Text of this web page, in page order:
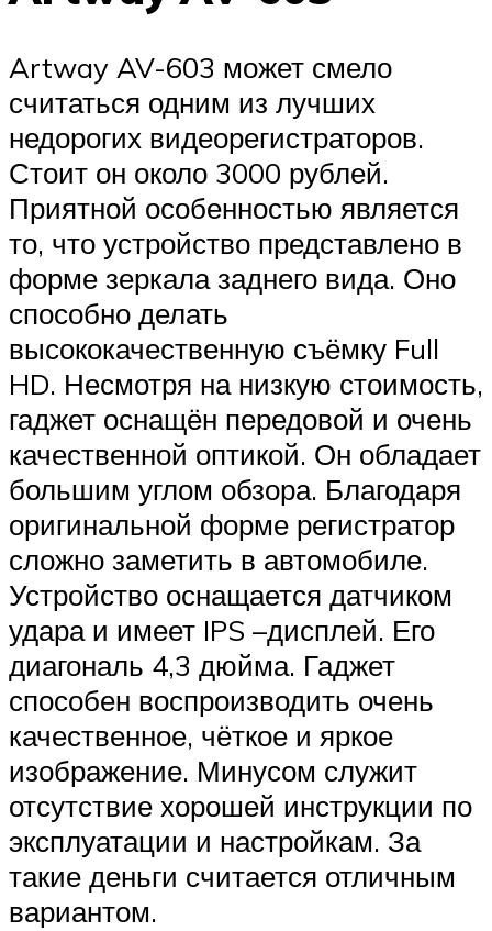
Artway AV-603 может смело
считаться одним из лучших
недорогих видеорегистраторов.
Стоит он около 3000 рублей.
Приятной особенностью является
то, что устройство представлено в
форме зеркала заднего вида. Оно
способно делать
высококачественную съёмку Full
HD. Несмотря на низкую стоимость,
гаджет оснащён передовой и очень
качественной оптикой. Он обладает
большим углом обзора. Благодаря
оригинальной форме регистратор
сложно заметить в автомобиле.
Устройство оснащается датчиком
удара и имеет IPS –дисплей. Его
диагональ 4,3 дюйма. Гаджет
способен воспроизводить очень
качественное, чёткое и яркое
изображение. Минусом служит
отсутствие хорошей инструкции по
эксплуатации и настройкам. За
такие деньги считается отличным
вариантом.